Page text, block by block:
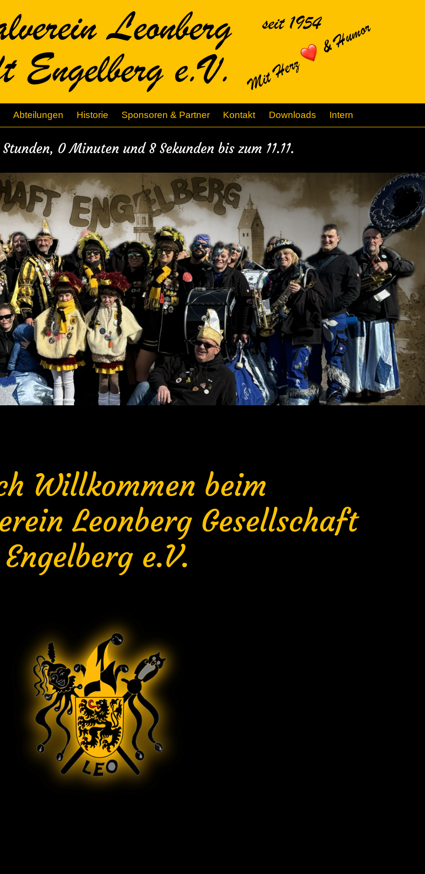
Abteilungen Historie Sponsoren & Partner Kontakt Downloads Intern
0 Minuten und 6 Sekunden bis zum 11.11.
Willkommen beim
Leonberg Gesellschaft
Engelberg e.V.